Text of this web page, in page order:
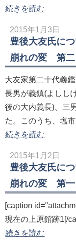
続きを読む
2015年1月3日
豊後大友氏に
崩れの変 第二
大友家第二十代義
長男が義鎮(よしし
後の大内義長)、三
た。このうち、塩
続きを読む
2015年1月2日
豊後大友氏に
崩れの変 第一
[caption
現在の上原館跡1[/
続きを読む